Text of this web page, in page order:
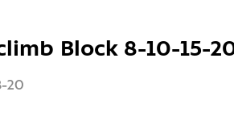
Block 8-10-15-
20